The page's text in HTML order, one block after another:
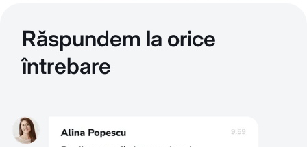
Răspundem la orice
întrebare